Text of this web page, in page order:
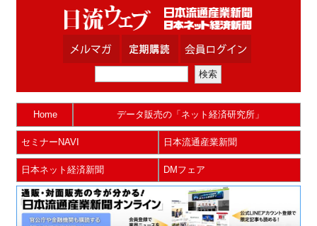
Home データ販売の「ネット経済研究所」
セミナーNAVI 日本流通産業新聞
日本ネット経済新聞 DMフェア